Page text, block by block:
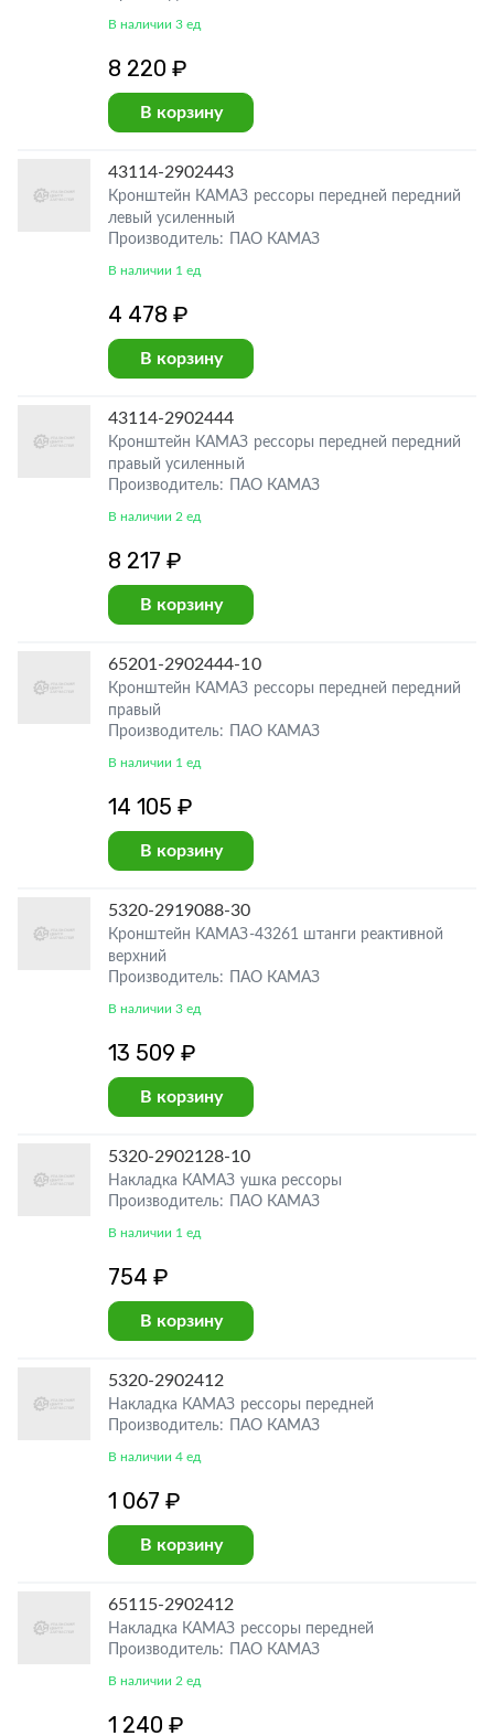
В наличии 3 ед
8 220 ₽
В корзину
43114-2902443
Кронштейн КАМАЗ рессоры передней передний
левый усиленный
Производитель: ПАО КАМАЗ
В наличии 1 ед
4 478 ₽
В корзину
43114-2902444
Кронштейн КАМАЗ рессоры передней передний
правый усиленный
Производитель: ПАО КАМАЗ
В наличии 2 ед
8 217 ₽
В корзину
65201-2902444-10
Кронштейн КАМАЗ рессоры передней передний
правый
Производитель: ПАО КАМАЗ
В наличии 1 ед
14 105 ₽
В корзину
5320-2919088-30
Кронштейн КАМАЗ-43261 штанги реактивной
верхний
Производитель: ПАО КАМАЗ
В наличии 3 ед
13 509 ₽
В корзину
5320-2902128-10
Накладка КАМАЗ ушка рессоры
Производитель: ПАО КАМАЗ
В наличии 1 ед
754 ₽
В корзину
5320-2902412
Накладка КАМАЗ рессоры передней
Производитель: ПАО КАМАЗ
В наличии 4 ед
1 067 ₽
В корзину
65115-2902412
Накладка КАМАЗ рессоры передней
Производитель: ПАО КАМАЗ
В наличии 2 ед
1 240 ₽